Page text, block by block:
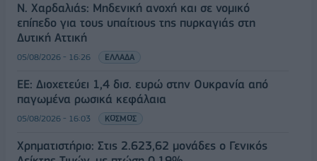
Ν. Χαρδαλιάς: Μηδενική ανοχή και σε νομικό
επίπεδο για τους υπαίτιους της πυρκαγιάς στη
Δυτική Αττική
05/08/2026 - 16:26 ΕΛΛΑΔΑ
ΕΕ: Διοχετεύει 1,4 δισ. ευρώ στην Ουκρανία από
παγωμένα ρωσικά κεφάλαια
05/08/2026 - 16:03 ΚΟΣΜΟΣ
Χρηματιστήριο: Στις 2.623,62 μονάδες ο Γενικός